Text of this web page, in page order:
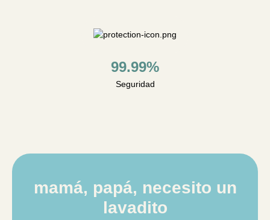
99.99%
Seguridad
mamá, papá, necesito un
lavadito